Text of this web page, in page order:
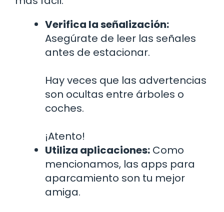
Verifica la señalización:
Asegúrate de leer las señales
antes de estacionar.
Hay veces que las advertencias
son ocultas entre árboles o
coches.
¡Atento!
Utiliza aplicaciones: Como
mencionamos, las apps para
aparcamiento son tu mejor
amiga.